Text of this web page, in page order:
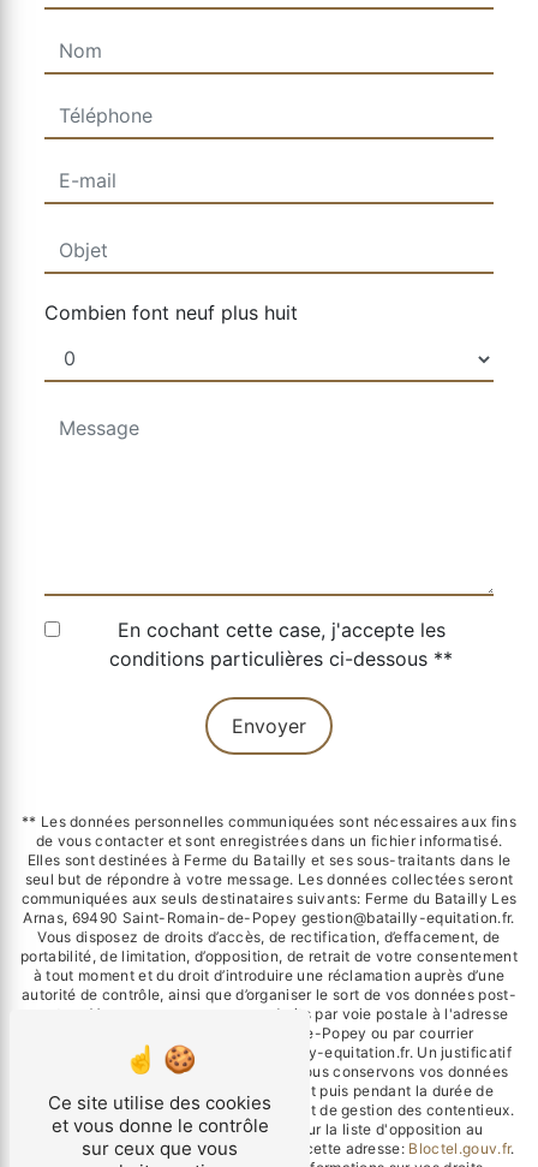
Combien font neuf plus huit
En cochant cette case, j'accepte les
conditions particulières ci-dessous **
Envoyer
** Les données personnelles communiquées sont nécessaires aux fins
de vous contacter et sont enregistrées dans un fichier informatisé.
Elles sont destinées à Ferme du Batailly et ses sous-traitants dans le
seul but de répondre à votre message. Les données collectées seront
communiquées aux seuls destinataires suivants: Ferme du Batailly Les
Arnas, 69490 Saint-Romain-de-Popey gestion@batailly-equitation.fr.
Vous disposez de droits d’accès, de rectification, d’effacement, de
portabilité, de limitation, d’opposition, de retrait de votre consentement
à tout moment et du droit d’introduire une réclamation auprès d’une
autorité de contrôle, ainsi que d’organiser le sort de vos données post-
mortem. Vous pouvez exercer ces droits par voie postale à l'adresse
Les Arnas, 69490 Saint-Romain-de-Popey ou par courrier
électronique à l'adresse gestion@batailly-equitation.fr. Un justificatif
d'identité pourra vous être demandé. Nous conservons vos données
pendant la période de prise de contact puis pendant la durée de
prescription légale aux fins probatoires et de gestion des contentieux.
Vous avez le droit de vous inscrire sur la liste d'opposition au
démarchage téléphonique, disponible à cette adresse: Bloctel.gouv.fr.
Ce site utilise des cookies
et vous donne le contrôle
sur ceux que vous